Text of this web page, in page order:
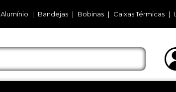
Alumínio Bandejas Bobinas Caixas Térmicas